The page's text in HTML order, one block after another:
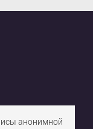
анонимной